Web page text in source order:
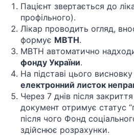
Пацієнт звертається до
профільного).
Лікар проводить огляд,
формує МВТН.
МВТН автоматично
фонду України.
На підставі цього
електронний листок
Через 7 днів після
документ отримує статус
після чого Фонд
здійснює розрахунки.